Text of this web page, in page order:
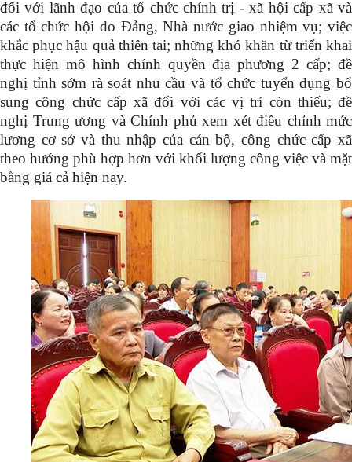
đối với lãnh đạo của tổ chức chính trị - xã hội cấp xã và
các tổ chức hội do Đảng, Nhà nước giao nhiệm vụ; việc
khắc phục hậu quả thiên tai; những khó khăn từ triển khai
thực hiện mô hình chính quyền địa phương 2 cấp; đề
nghị tỉnh sớm rà soát nhu cầu và tổ chức tuyển dụng bổ
sung công chức cấp xã đối với các vị trí còn thiếu; đề
nghị Trung ương và Chính phủ xem xét điều chỉnh mức
lương cơ sở và thu nhập của cán bộ, công chức cấp xã
theo hướng phù hợp hơn với khối lượng công việc và mặt
bằng giá cả hiện nay.